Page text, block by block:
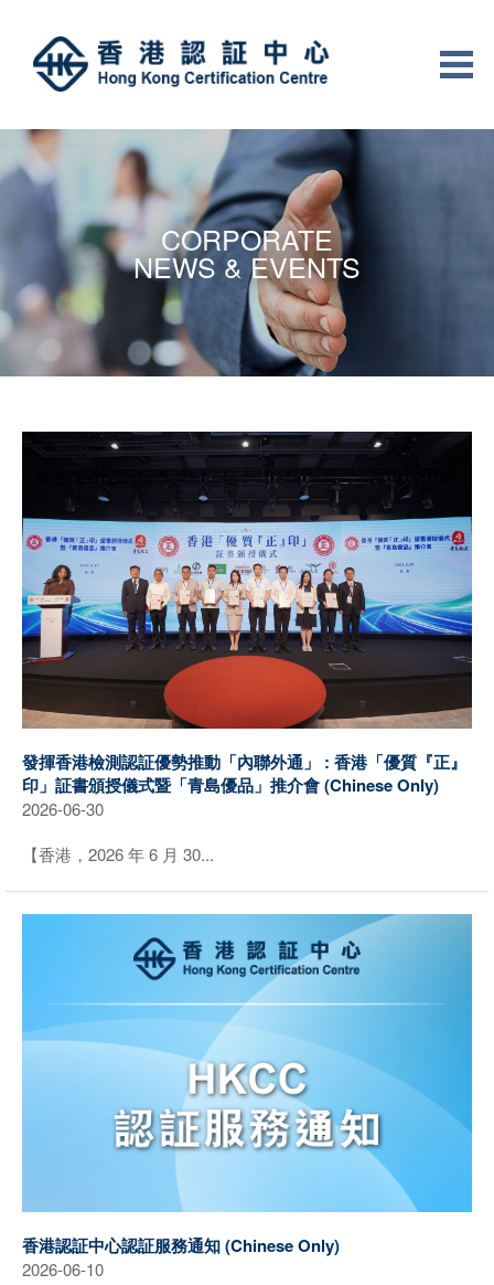
CORPORATE
NEWS & EVENTS
發揮香港檢測認証優勢推動「內聯外通」 : 香港「優質『正』
印」証書頒授儀式暨「青島優品」推介會 (Chinese Only)
2026-06-30
【香港，2026 年 6 月 30...
香港認証中心認証服務通知 (Chinese Only)
2026-06-10